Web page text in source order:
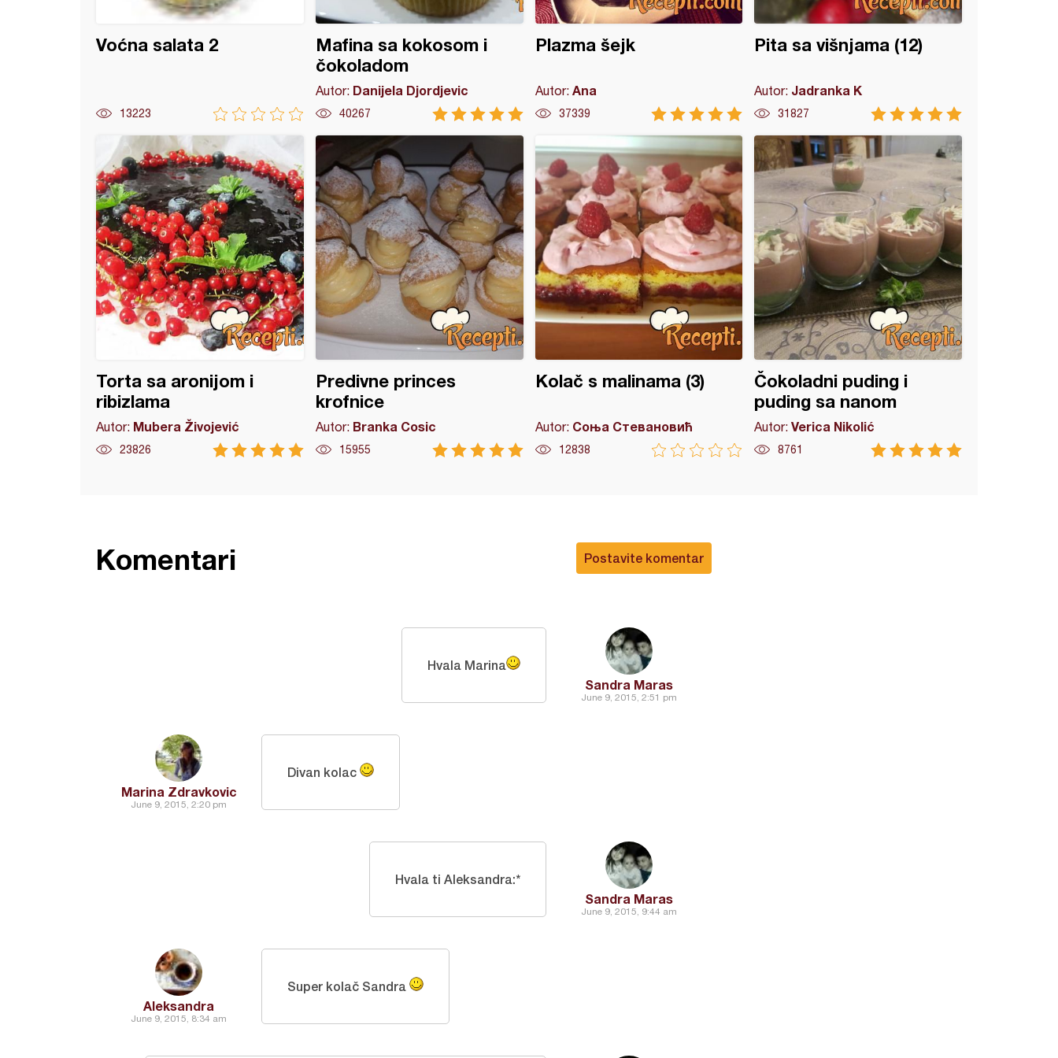
Voćna salata 2
13223
Mafina sa kokosom i
čokoladom
Autor: Danijela Djordjevic
40267
Plazma šejk
Autor: Ana
37339
Pita sa višnjama (12)
Autor: Jadranka K
31827
Torta sa aronijom i
ribizlama
Autor: Mubera Živojević
23826
Predivne princes
krofnice
Autor: Branka Cosic
15955
Kolač s malinama (3)
Autor: Соња Стевановић
12838
Čokoladni puding i
puding sa nanom
Autor:Verica Nikolić
8761
puding i puding sa nanom
Postavite komentar
Komentari
Sandra Maras
June 9, 2015, 2:51 pm
Hvala Marina
Marina Zdravkovic
June 9, 2015, 2:20 pm
Divan kolac
Sandra Maras
June 9, 2015, 9:44 am
Hvala ti Aleksandra:*
Aleksandra
June 9, 2015, 8:34 am
Super kolač Sandra